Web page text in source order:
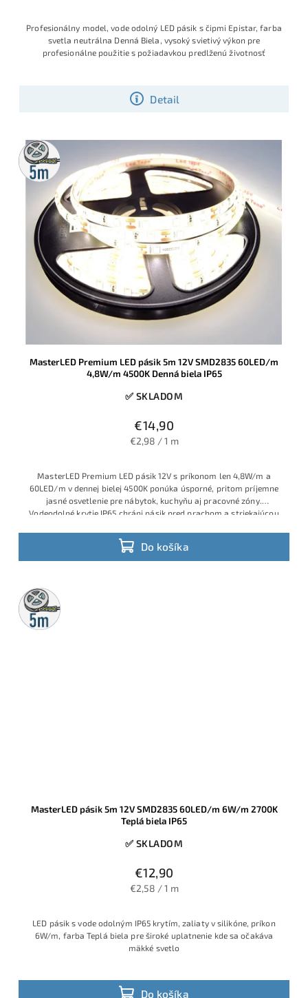
Detail
Profesionálny model, vode odolný LED pásik s čipmi Epistar, farba
svetla neutrálna Denná Biela, vysoký svietivý výkon pre
profesionálne použitie s požiadavkou predlženú životnosť
5m
rolka
MasterLED Premium LED pásik 5m 12V SMD2835 60LED/m
4,8W/m 4500K Denná biela IP65
✅ SKLADOM
€14,90
€2,98 / 1 m
Do košíka
MasterLED Premium LED pásik 12V s príkonom len 4,8W/m a
60LED/m v dennej bielej 4500K ponúka úsporné, pritom príjemne
jasné osvetlenie pre nábytok, kuchyňu aj pracovné zóny.
Vodeodolné krytie IP65 chráni pásik pred prachom a striekajúcou
linku, pričom kvalitu garantuje overená značka MasterLED.
5m
rolka
MasterLED pásik 5m 12V SMD2835 60LED/m 6W/m 2700K
Teplá biela IP65
✅ SKLADOM
€12,90
€2,58 / 1 m
Do košíka
LED pásik s vode odolným IP65 krytím, zaliaty v silikóne, príkon
6W/m, farba Teplá biela pre široké uplatnenie kde sa očakáva
mäkké svetlo